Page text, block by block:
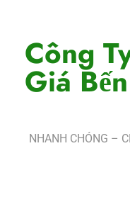
contentCông
Giá
NHANH CHÓNG –